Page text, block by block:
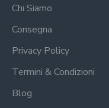
Chi Siamo
Consegna
Privacy Policy
Termini & Condizioni
Blog